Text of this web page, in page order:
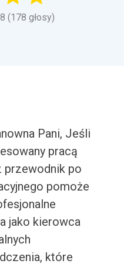
(178 głosy)
Pani, Jeśli
pracą
przewodnik po
pomoże
jako kierowca
które